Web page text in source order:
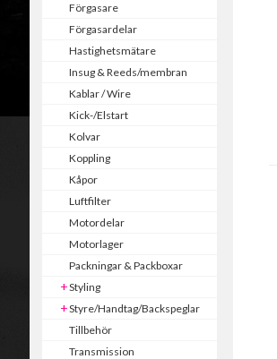
Förgasare
Förgasardelar
Hastighetsmätare
Insug & Reeds/membran
Kablar / Wire
Kick-/Elstart
Kolvar
Koppling
Kåpor
Luftfilter
Motordelar
Motorlager
Packningar & Packboxar
Styling
Styre/Handtag/Backspeglar
Tillbehör
Transmission